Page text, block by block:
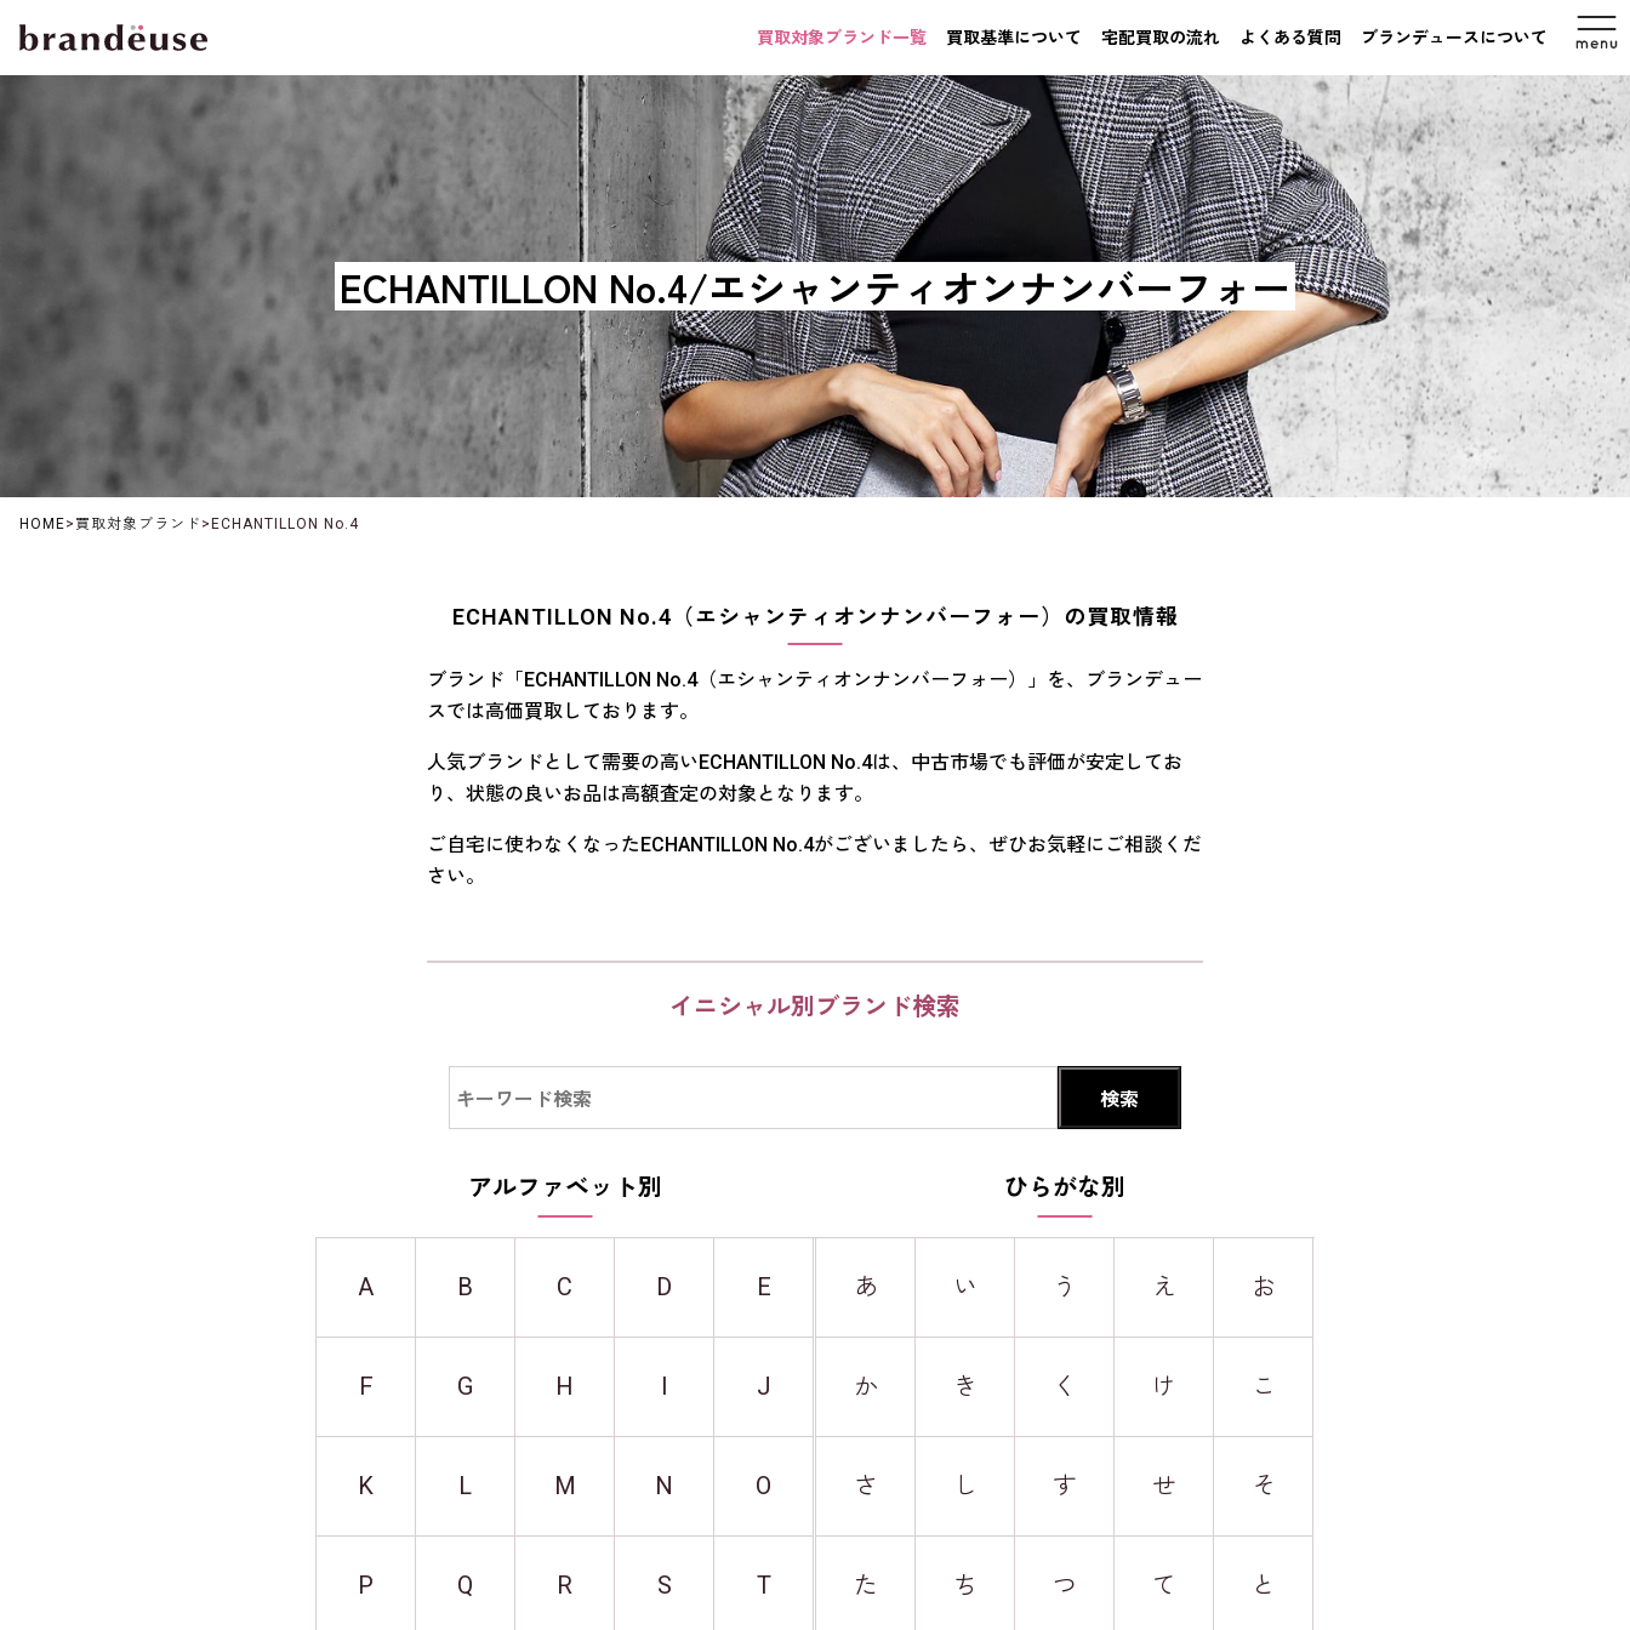
買取対象ブランド一覧 買取基準について 宅配買取の流れ よくある質問 ブランデュースについて
ECHANTILLON No.4/エシャンティオンナンバーフォー
HOME> 買取対象ブランド > ECHANTILLON No.4
ECHANTILLON No.4（エシャンティオンナンバーフォー）の買取情報
ブランド「ECHANTILLON No.4（エシャンティオンナンバーフォー）」を、ブランデュー
スでは高価買取しております。
人気ブランドとして需要の高いECHANTILLON No.4は、中古市場でも評価が安定してお
り、状態の良いお品は高額査定の対象となります。
ご自宅に使わなくなったECHANTILLON No.4がございましたら、ぜひお気軽にご相談くだ
さい。
イニシャル別ブランド検索
アルファベット別
A B C D E
F G H I J
K L M N O
P Q R S T
ひらがな別
あ い う え お
か き く け こ
さ し す せ そ
た ち つ て と